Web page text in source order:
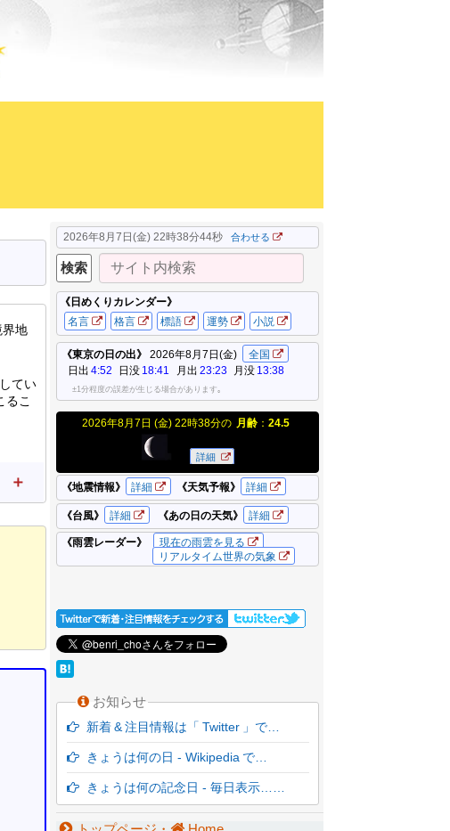
界地
てい
るこ
2026年8月7日(金) 22時38分45秒 合わせる
お知らせ
新着 & 注目情報は「 Twitter 」で…
きょうは何の日 - Wikipedia で…
きょうは何の記念日 - 毎日表示……